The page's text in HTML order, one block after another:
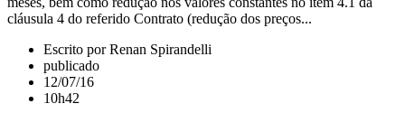
cláusula 4 do referido Contrato (redução dos preços...
Escrito por Renan Spirandelli
publicado
12/07/16
10h42